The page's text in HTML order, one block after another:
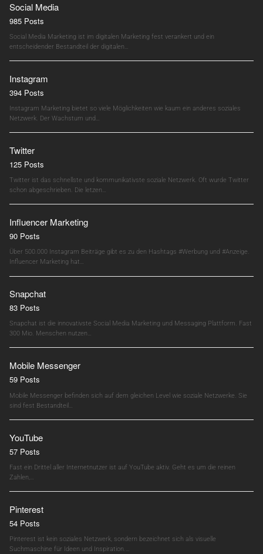
Social Media
985 Posts
Social Media Marketing ist im digitalen Marketing fest verankert und ein
entscheidender Bestandteil der digitalen…
Instagram
394 Posts
Instagram Marketing bietet so viele Möglichkeiten wie kaum ein anderes soziales
Netzwerk. Der Wachstum und…
Twitter
125 Posts
Twitter ist das schnellste und kommunikativste soziale Netzwerk. Oft wurde Twitter
schon abgeschrieben. Die letzen…
Influencer Marketing
90 Posts
Über 500.000 Instagram Beiträge gibt es zu den Hashtags #Werbung und #Anzeige.
Influencer Marketing hat…
Snapchat
83 Posts
Snapchat ist die innovativste Social Media Marketing und Messaging Plattform. Fast
300 Mio. Menschen nutzen…
Mobile Messenger
59 Posts
Mobile Messenger befinden sich auf dem gleichen Level wie soziale Netzwerke. Sie
sind fest Bestandteil…
YouTube
57 Posts
Fast ein Drittel aller Internetnutzer ist auf YouTube aktiv. Geht es um die reinen
Zahlen,…
Pinterest
54 Posts
Pinterest ist kein soziales Netzwerk, sondern bezeichnet sich als visuelle
Suchmaschine für Ideen und Inspiration.…